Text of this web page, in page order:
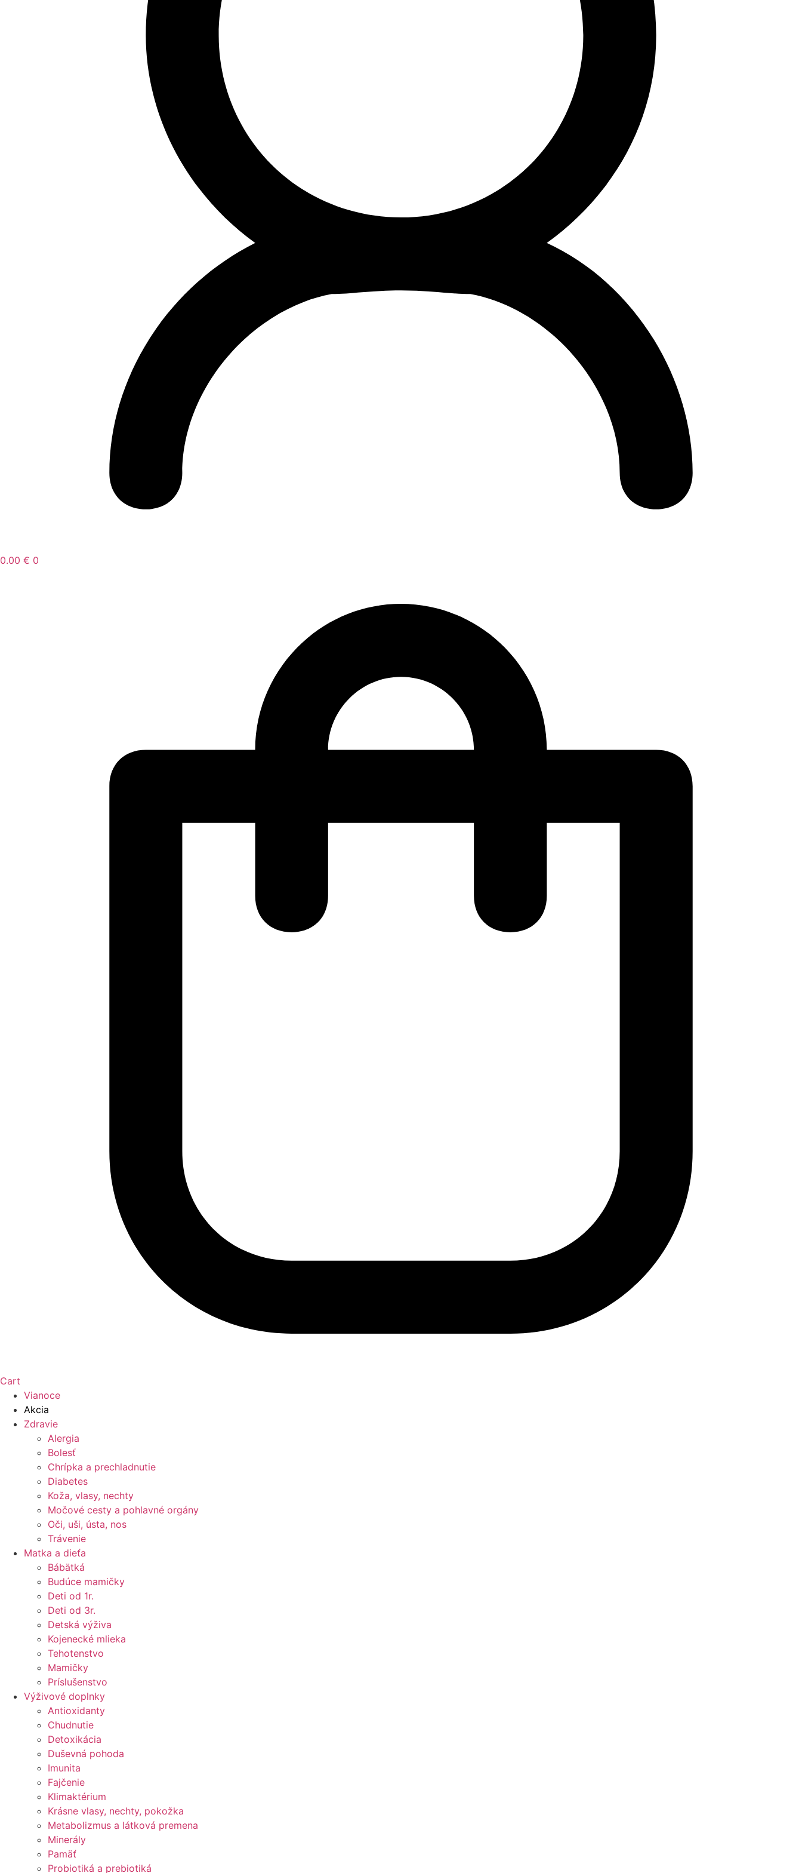
0.00 € 0
Cart
Vianoce
Akcia
Zdravie
Alergia
Bolesť
Chrípka a prechladnutie
Diabetes
Koža, vlasy, nechty
Močové cesty a pohlavné orgány
Oči, uši, ústa, nos
Trávenie
Matka a dieťa
Bábätká
Budúce mamičky
Deti od 1r.
Deti od 3r.
Detská výživa
Kojenecké mlieka
Tehotenstvo
Mamičky
Príslušenstvo
Výživové doplnky
Antioxidanty
Chudnutie
Detoxikácia
Duševná pohoda
Imunita
Fajčenie
Klimaktérium
Krásne vlasy, nechty, pokožka
Metabolizmus a látková premena
Minerály
Pamäť
Probiotiká a prebiotiká